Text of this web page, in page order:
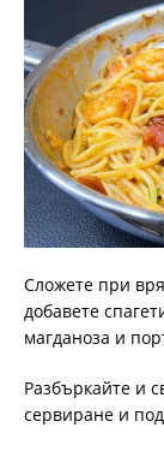
Сложете при
добавете
магданоза и
Разбъркайте и
сервиране и